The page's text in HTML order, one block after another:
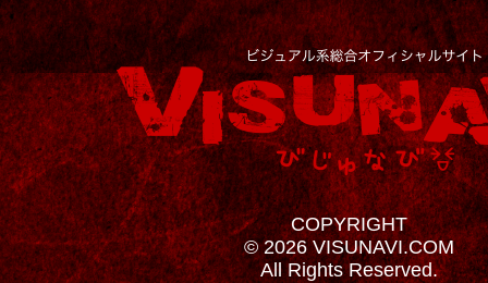
COPYRIGHT
© 2026 VISUNAVI.COM
All Rights Reserved.